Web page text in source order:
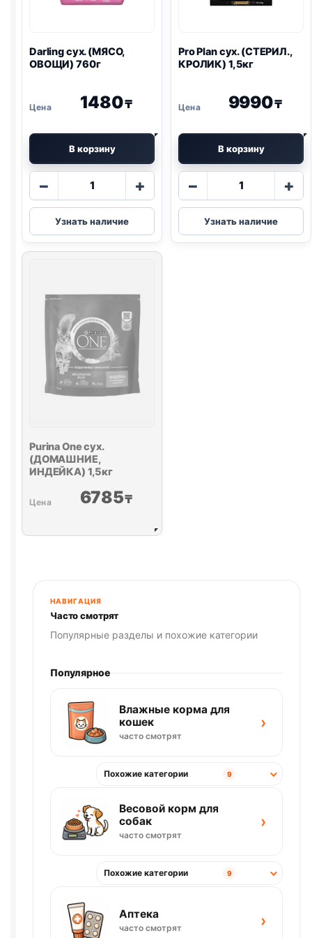
Darling сух. (МЯСО,
ОВОЩИ) 760г
1480₸
В корзину
−
Количество
Darling
сух.
(МЯСО,
+
Узнать наличие
Pro Planсух. (СТЕРИЛ.,
КРОЛИК) 1,5кг
9990₸
В корзину
−
Количество
Pro
Plan
сух.
+
Узнать наличие
Purina Oneсух.
(ДОМАШНИЕ,
ИНДЕЙКА) 1,5кг
6785₸
НАВИГАЦИЯ
Часто смотрят
Популярные разделы и похожие категории
Популярное
Влажные корма для
кошек
часто смотрят
›
Похожие категории 9
Весовой корм для
собак
часто смотрят
›
Похожие категории 9
Аптека
часто смотрят ›